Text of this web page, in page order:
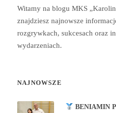
Witamy na blogu MKS
znajdziesz najnowsze
rozgrywkach, sukcesach oraz
wydarzeniach.
NAJNOWSZE
BENIAMIN